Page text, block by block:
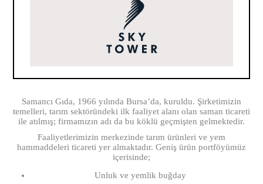
Samancı Gıda, 1966 yılında Bursa’da, kuruldu. Şirketimizin
temelleri, tarım sektöründeki ilk faaliyet alanı olan saman ticareti
ile atılmış; firmamızın adı da bu köklü geçmişten gelmektedir.
Faaliyetlerimizin merkezinde tarım ürünleri ve yem
hammaddeleri ticareti yer almaktadır. Geniş ürün portföyümüz
içerisinde;
Unluk ve yemlik buğday